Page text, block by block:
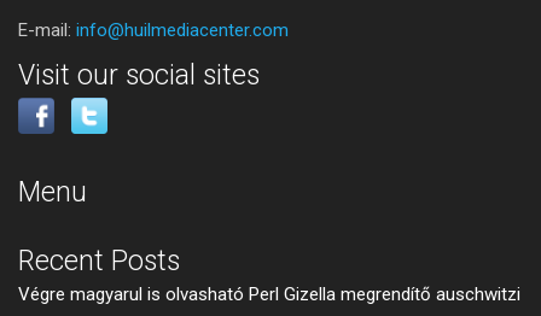
E-mail: info@huilmediacenter.com
Visit our social sites
Menu
Recent Posts
Végre magyarul is olvasható Perl Gizella megrendítő auschwitzi